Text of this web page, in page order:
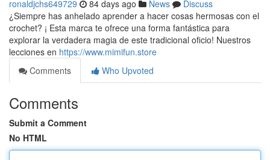
ronaldjchs649729 84 days ago News
Discuss
¿Siempre has anhelado aprender a hacer cosas hermosas con el
crochet? ¡ Esta marca te ofrece una forma fantástica para
explorar la verdadera magia de este tradicional oficio! Nuestros
lecciones en https://www.mimifun.store
Comments
Who Upvoted
Comments
Submit a Comment
No HTML